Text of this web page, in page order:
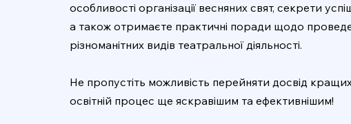
особливості організації весняних свят, секрети
а також отримаєте практичні поради щодо
різноманітних видів театральної діяльності.
Не пропустіть можливість перейняти досвід кращих
освітній процес ще яскравішим та ефективнішим!